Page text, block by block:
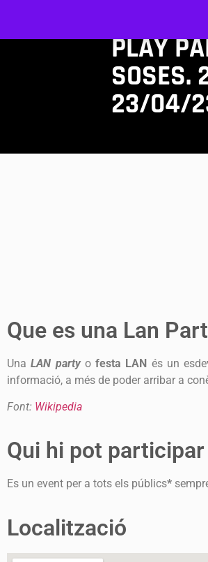
PLAY
SOSES.
23/04/
Que es una Lan
UnaLAN partyofesta LAN és un
informació, a més de poder arribar a
Font: Wikipedia
Qui hi pot participar
Es un event per a tots els públics*
Localització